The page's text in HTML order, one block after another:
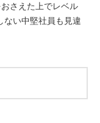
さえた上でレベル
ない中堅社員も見違